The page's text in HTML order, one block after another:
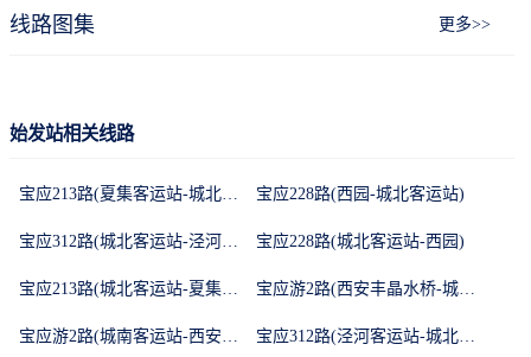
线路图集 更多>>
始发站相关线路
宝应213路(夏集客运站-城北客运站) 宝应228路(西园-城北客运站)
宝应312路(城北客运站-泾河客运站) 宝应228路(城北客运站-西园)
宝应213路(城北客运站-夏集客运站) 宝应游2路(西安丰晶水桥-城南客运站)
宝应游2路(城南客运站-西安丰晶水桥) 宝应312路(泾河客运站-城北客运站)